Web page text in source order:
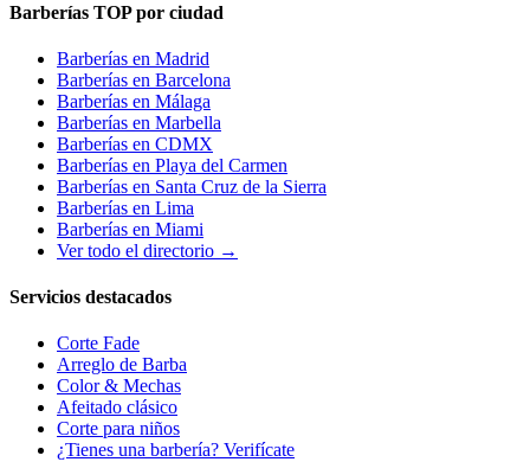
Barberías TOP por ciudad
Barberías en Madrid
Barberías en Barcelona
Barberías en Málaga
Barberías en Marbella
Barberías en CDMX
Barberías en Playa del Carmen
Barberías en Santa Cruz de la Sierra
Barberías en Lima
Barberías en Miami
Ver todo el directorio →
Servicios destacados
Corte Fade
Arreglo de Barba
Color & Mechas
Afeitado clásico
Corte para niños
¿Tienes una barbería? Verifícate